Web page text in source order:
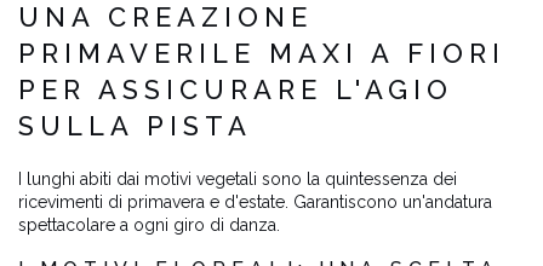
UNA CREAZIONE
PRIMAVERILE MAXI A FIORI
PER ASSICURARE L'AGIO
SULLA PISTA
I lunghi abiti dai motivi vegetali sono la quintessenza dei
ricevimenti di primavera e d'estate. Garantiscono un'andatura
spettacolare a ogni giro di danza.